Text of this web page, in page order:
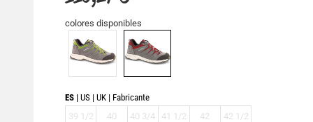
colores disponibles
ES US UK
Fabricante
39 1/2
40 40 3/4 41 1/2 42
42 1/2